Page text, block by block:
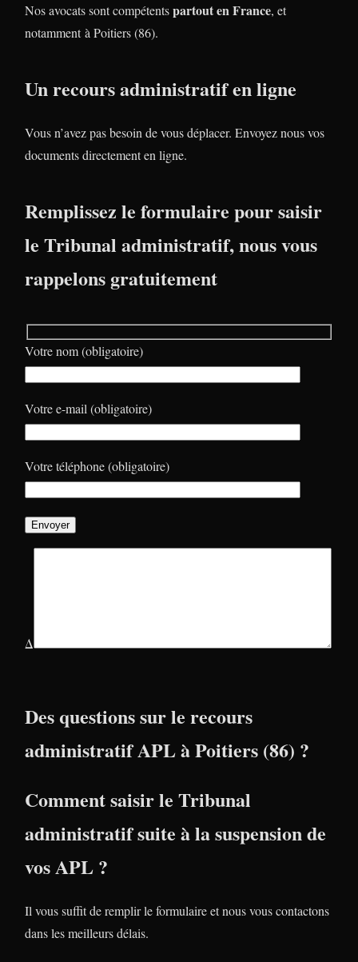
Nos avocats sont compétentspartout en France, et
notamment à Poitiers (86).
Un recours administratif en ligne
Vous n’avez pas besoin de vous déplacer. Envoyez nous vos
documents directement en ligne.
Remplissez le formulaire pour saisir
le Tribunal administratif, nous vous
rappelons gratuitement
Votre nom (obligatoire)
Votre e-mail (obligatoire)
Votre téléphone (obligatoire)
Δ
Des questions sur le recours
administratif APL à Poitiers (86) ?
Comment saisir le Tribunal
administratif suite à la suspension de
vos APL ?
Il vous suffit de remplir le formulaire et nous vous contactons
dans les meilleurs délais.